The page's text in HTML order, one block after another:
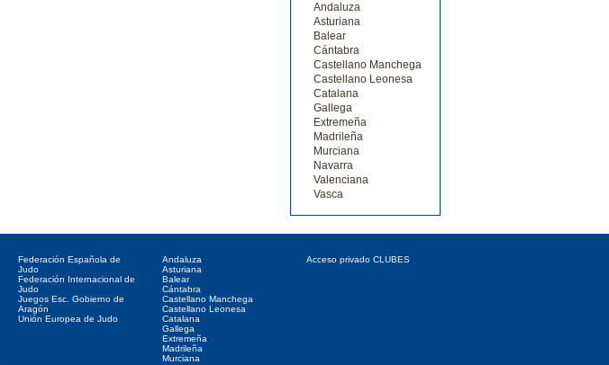
Andaluza
Asturiana
Balear
Cántabra
Castellano Manchega
Castellano Leonesa
Catalana
Gallega
Extremeña
Madrileña
Murciana
Navarra
Valenciana
Vasca
Federación Española de
Judo
Federación Internacional de
Judo
Juegos Esc. Gobierno de
Aragón
Unión Europea de Judo
Andaluza
Asturiana
Balear
Cántabra
Castellano Manchega
Castellano Leonesa
Catalana
Gallega
Extremeña
Madrileña
Murciana
Acceso privado CLUBES